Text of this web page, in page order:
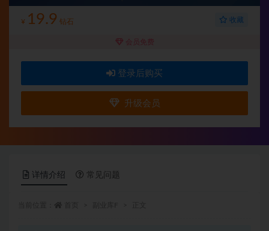
¥ 19.9 钻石 收藏
会员免费
登录后购买
升级会员
详情介绍 常见问题